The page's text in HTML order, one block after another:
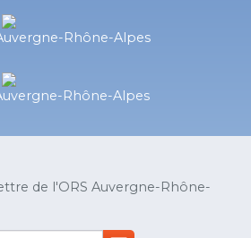
Rhône-Alpes
Rhône-Alpes
de l'ORS Auvergne-Rhône-